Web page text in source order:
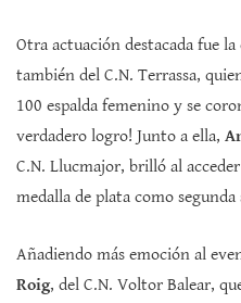
Otra actuación destacada fue la
también del C.N. Terrassa,
100 espalda femenino y se
verdadero logro! Junto a ella,
C.N. Llucmajor, brilló al
medalla de plata como segunda
Añadiendo más emoción al
Roig, del C.N. Voltor Balear,